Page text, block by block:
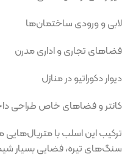
لابی و ورودی ساختمان‌ها
فضاهای تجاری و اداری مدرن
دیوار دکوراتیو در منازل
کانتر و فضاهای خاص طراحی
ترکیب این اسلب با متریال‌هایی
سنگ‌های تیره، فضایی بسیار